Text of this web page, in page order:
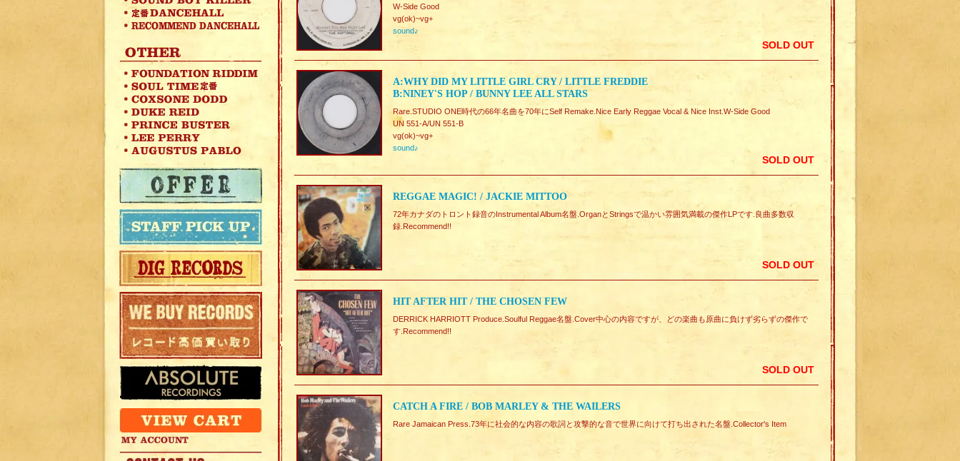
W-Side Good
vg(ok)~vg+
sound♪
SOLD OUT
A:WHY DID MY LITTLE GIRL CRY / LITTLE FREDDIE
B:NINEY'S HOP / BUNNY LEE ALL STARS
Rare.STUDIO ONE時代の66年名曲を70年にSelf Remake.Nice Early Reggae Vocal & Nice Inst.W-Side Good
UN 551-A/UN 551-B
vg(ok)~vg+
sound♪
SOLD OUT
REGGAE MAGIC! / JACKIE MITTOO
72年カナダのトロント録音のInstrumental Album名盤.OrganとStringsで温かい雰囲気満載の傑作LPです.良曲多数収
録.Recommend!!
SOLD OUT
HIT AFTER HIT / THE CHOSEN FEW
DERRICK HARRIOTT Produce.Soulful Reggae名盤.Cover中心の内容ですが、どの楽曲も原曲に負けず劣らずの傑作で
す.Recommend!!
SOLD OUT
CATCH A FIRE / BOB MARLEY & THE WAILERS
Rare Jamaican Press.73年に社会的な内容の歌詞と攻撃的な音で世界に向けて打ち出された名盤.Collector's Item